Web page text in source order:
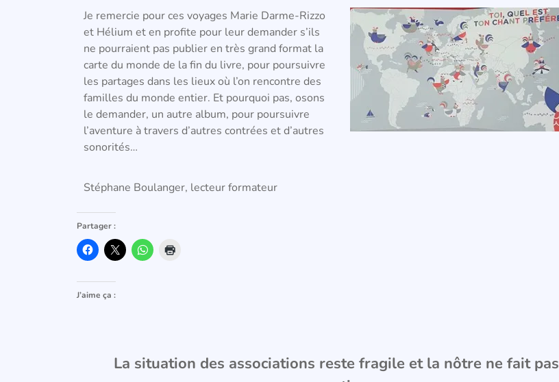
Je remercie pour ces voyages Marie Darme-Rizzo
et Hélium et en profite pour leur demander s’ils
ne pourraient pas publier en très grand format la
carte du monde de la fin du livre, pour poursuivre
les partages dans les lieux où l’on rencontre des
familles du monde entier. Et pourquoi pas, osons
le demander, un autre album, pour poursuivre
l’aventure à travers d’autres contrées et d’autres
sonorités…
Stéphane Boulanger, lecteur formateur
Partager :
J’aime ça :
La situation des associations reste fragile et la nôtre ne fait pas